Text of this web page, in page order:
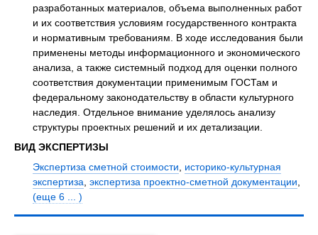
разработанных материалов, объема выполненных работ
и их соответствия условиям государственного контракта
и нормативным требованиям. В ходе исследования были
применены методы информационного и экономического
анализа, а также системный подход для оценки полного
соответствия документации применимым ГОСТам и
федеральному законодательству в области культурного
наследия. Отдельное внимание уделялось анализу
структуры проектных решений и их детализации.
ВИД ЭКСПЕРТИЗЫ
Экспертиза сметной стоимости, историко-культурная
экспертиза, экспертиза проектно-сметной документации,
(еще 6 ... )